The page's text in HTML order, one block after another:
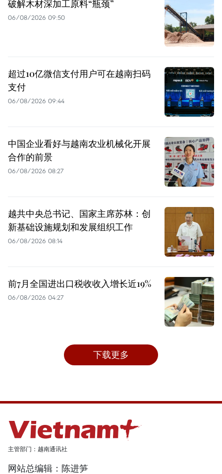
破解木材深加工原料“瓶颈”
06/08/2026 09:50
超过10亿微信支付用户可在越南扫码
支付
06/08/2026 09:44
中国企业看好与越南农业机械化开展
合作的前景
06/08/2026 08:27
越共中央总书记、国家主席苏林：创
新基础设施规划和发展组织工作
06/08/2026 08:14
前7月全国进出口税收收入增长近19%
06/08/2026 04:27
下载更多
主管部门：越南通讯社
网站总编辑：陈进笋